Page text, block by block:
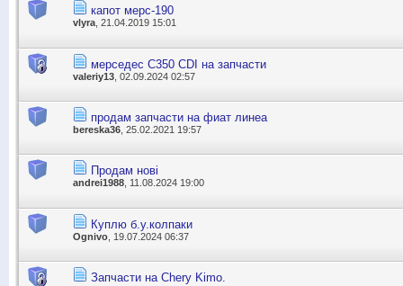
капот мерс-190
vlyra , 21.04.2019 15:01
мерседес С350 CDI на запчасти
valeriy13 , 02.09.2024 02:57
продам запчасти на фиат линеа
bereska36 , 25.02.2021 19:57
Продам нові
andrei1988, 11.08.2024 19:00
Куплю б.у.колпаки
Ognivo , 19.07.2024 06:37
Запчасти на Chery Kimo.